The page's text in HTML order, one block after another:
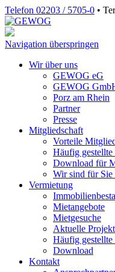
Telefon 02203 / 5705-0 •
Navigation überspringen
Wir über uns
GEWOG eG
GEWOG
Porz am Rhein
Partner
Presse
Mitgliedschaft
Vorteile
Häufig
Download für
Wir sind für Sie
Vermietung
Mietangebote
Mietgesuche
Aktuelle
Häufig
Download
Kontakt